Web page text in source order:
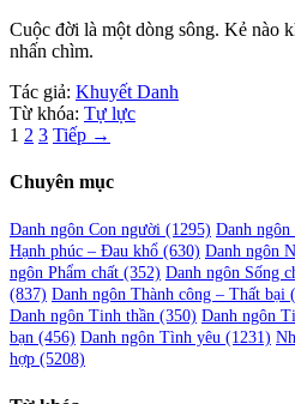
Cuộc đời là một dòng sông. Kẻ nào
nhấn chìm.
Tác giả: Khuyết Danh
Từ khóa: Tự lực
Phân
trang
viết
1 2 3 Tiếp →
Chuyên mục
Danh ngôn Con người (1295) Danh ngôn
Hạnh phúc – Đau khổ (630) Danh ngôn
ngôn Phẩm chất (352) Danh ngôn Sống
(837) Danh ngôn Thành công – Thất bại
Danh ngôn Tinh thần (350) Danh ngôn
bạn (456) Danh ngôn Tình yêu (1231)
hợp (5208)